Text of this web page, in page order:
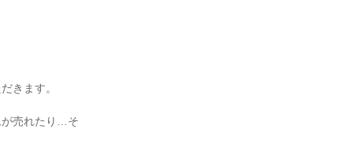
きます。
が売れたり…そ